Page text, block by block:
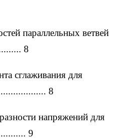
параллельных ветвей
8
сглаживания для
8
напряжений для
9